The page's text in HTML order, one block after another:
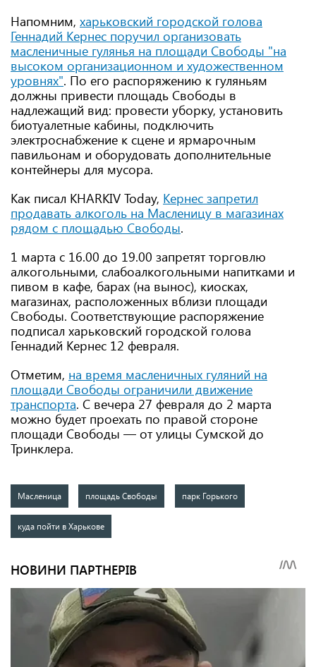
Напомним, харьковский городской голова
Геннадий Кернес поручил организовать
масленичные гулянья на площади Свободы "на
высоком организационном и художественном
уровнях". По его распоряжению к гуляньям
должны привести площадь Свободы в
надлежащий вид: провести уборку, установить
биотуалетные кабины, подключить
электроснабжение к сцене и ярмарочным
павильонам и оборудовать дополнительные
контейнеры для мусора.
Как писал KHARKIV Today, Кернес запретил
продавать алкоголь на Масленицу в магазинах
рядом с площадью Свободы.
1 марта с 16.00 до 19.00 запретят торговлю
алкогольными, слабоалкогольными напитками и
пивом в кафе, барах (на вынос), киосках,
магазинах, расположенных вблизи площади
Свободы. Соответствующие распоряжение
подписал харьковский городской голова
Геннадий Кернес 12 февраля.
Отметим, на время масленичных гуляний на
площади Свободы ограничили движение
транспорта. С вечера 27 февраля до 2 марта
можно будет проехать по правой стороне
площади Свободы — от улицы Сумской до
Тринклера.
Масленица площадь Свободы парк Горького
куда пойти в Харькове